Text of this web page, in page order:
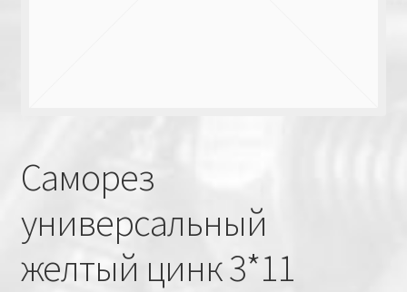
Саморез
универсальный
желтый цинк 3*11